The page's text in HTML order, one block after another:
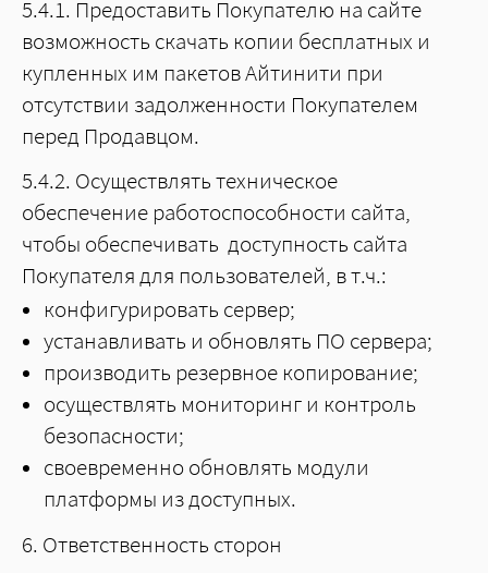
5.4.1. Предоставить Покупателю на сайте
возможность скачать копии бесплатных и
купленных им пакетов Айтинити при
отсутствии задолженности Покупателем
перед Продавцом.
5.4.2. Осуществлять техническое
обеспечение работоспособности сайта,
чтобы обеспечивать доступность сайта
Покупателя для пользователей, в т.ч.:
конфигурировать сервер;
устанавливать и обновлять ПО сервера;
производить резервное копирование;
осуществлять мониторинг и контроль
безопасности;
своевременно обновлять модули
платформы из доступных.
6. Ответственность сторон